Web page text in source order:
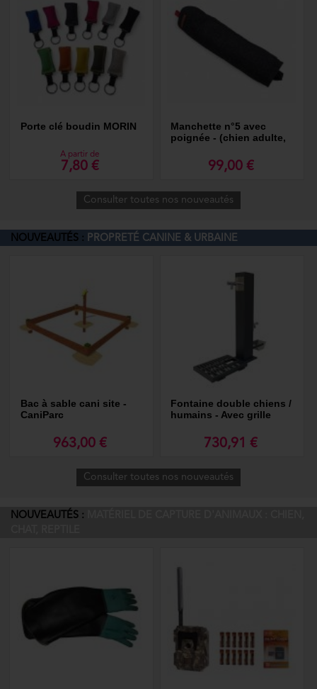
Porte clé boudin MORIN
A partir de
7,80 €
Manchette n°5 avec
poignée - (chien adulte,
99,00 €
Consulter toutes nos nouveautés
NOUVEAUTÉS : PROPRETÉ CANINE & URBAINE
Bac à sable cani site -
CaniParc
963,00 €
Fontaine double chiens /
humains - Avec grille
730,91 €
Consulter toutes nos nouveautés
NOUVEAUTÉS :